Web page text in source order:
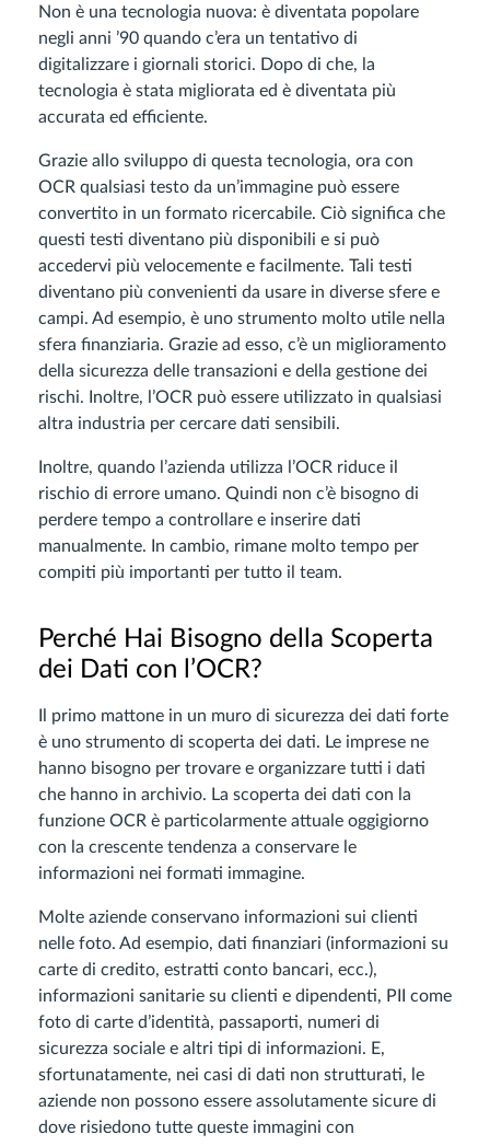
Non è una tecnologia nuova: è diventata popolare
negli anni ’90 quando c’era un tentativo di
digitalizzare i giornali storici. Dopo di che, la
tecnologia è stata migliorata ed è diventata più
accurata ed efficiente.
Grazie allo sviluppo di questa tecnologia, ora con
OCR qualsiasi testo da un’immagine può essere
convertito in un formato ricercabile. Ciò significa che
questi testi diventano più disponibili e si può
accedervi più velocemente e facilmente. Tali testi
diventano più convenienti da usare in diverse sfere e
campi. Ad esempio, è uno strumento molto utile nella
sfera finanziaria. Grazie ad esso, c’è un miglioramento
della sicurezza delle transazioni e della gestione dei
rischi. Inoltre, l’OCR può essere utilizzato in qualsiasi
altra industria per cercare dati sensibili.
Inoltre, quando l’azienda utilizza l’OCR riduce il
rischio di errore umano. Quindi non c’è bisogno di
perdere tempo a controllare e inserire dati
manualmente. In cambio, rimane molto tempo per
compiti più importanti per tutto il team.
Perché Hai Bisogno della Scoperta
dei Dati con l’OCR?
Il primo mattone in un muro di sicurezza dei dati forte
è uno strumento di scoperta dei dati. Le imprese ne
hanno bisogno per trovare e organizzare tutti i dati
che hanno in archivio. La scoperta dei dati con la
funzione OCR è particolarmente attuale oggigiorno
con la crescente tendenza a conservare le
informazioni nei formati immagine.
Molte aziende conservano informazioni sui clienti
nelle foto. Ad esempio, dati finanziari (informazioni su
carte di credito, estratti conto bancari, ecc.),
informazioni sanitarie su clienti e dipendenti, PII come
foto di carte d’identità, passaporti, numeri di
sicurezza sociale e altri tipi di informazioni. E,
sfortunatamente, nei casi di dati non strutturati, le
aziende non possono essere assolutamente sicure di
dove risiedono tutte queste immagini con